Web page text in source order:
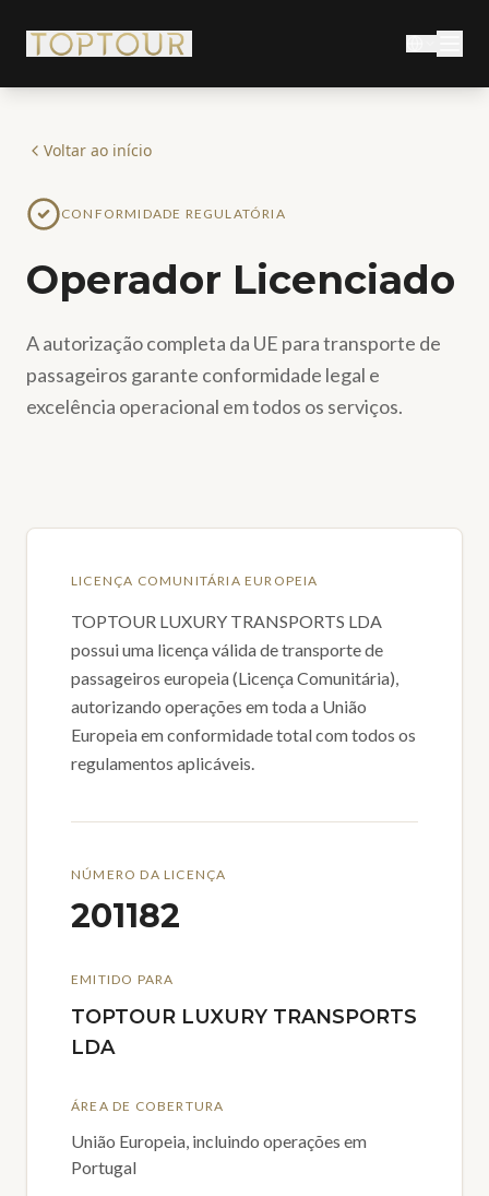
Voltar ao início
CONFORMIDADE REGULATÓRIA
Operador Licenciado
A autorização completa da UE para transporte de
passageiros garante conformidade legal e
excelência operacional em todos os serviços.
LICENÇA COMUNITÁRIA EUROPEIA
TOPTOUR LUXURY TRANSPORTS LDA
possui uma licença válida de transporte de
passageiros europeia (Licença Comunitária),
autorizando operações em toda a União
Europeia em conformidade total com todos os
regulamentos aplicáveis.
NÚMERO DA LICENÇA
201182
EMITIDO PARA
TOPTOUR LUXURY TRANSPORTS
LDA
ÁREA DE COBERTURA
União Europeia, incluindo operações em
Portugal